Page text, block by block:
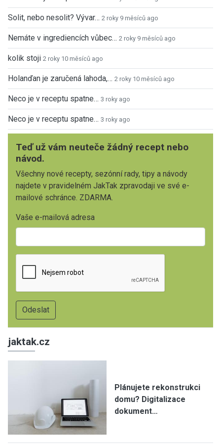
Solit, nebo nesolit? Vývar… 2 roky 9 měsíců ago
Nemáte v ingrediencích vůbec… 2 roky 9 měsíců ago
kolik stoji 2 roky 10 měsíců ago
Holanďan je zaručená lahoda,… 2 roky 10 měsíců ago
Neco je v receptu spatne… 3 roky ago
Neco je v receptu spatne… 3 roky ago
Teď už vám neuteče žádný recept nebo
návod.
Všechny nové recepty, sezónní rady, tipy a návody
najdete v pravidelném JakTak zpravodaji ve své e-
mailové schránce. ZDARMA.
Vaše e-mailová adresa
jaktak.cz
Plánujete rekonstrukci
domu? Digitalizace
dokument…